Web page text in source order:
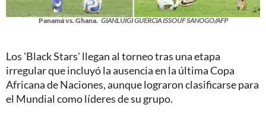
Panamá vs. Ghana. GIANLUIGI GUERCIA ISSOUF SANOGO/AFP
Los 'Black Stars' llegan al torneo tras una etapa
irregular que incluyó la ausencia en la última Copa
Africana de Naciones, aunque lograron clasificarse para
el Mundial como líderes de su grupo.